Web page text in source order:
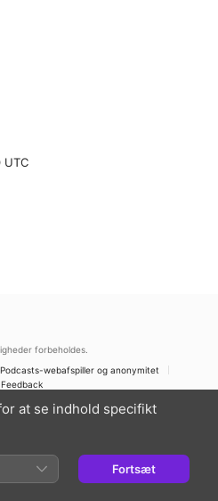
UTC
forbeholdes.
webafspiller og anonymitet
Feedback
at se indhold specifikt
Fortsæt